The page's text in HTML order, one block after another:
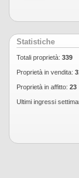
Statistiche
Totali proprietà: 339
Proprietà in vendita:
Proprietà in affitto: 23
Ultimi ingressi